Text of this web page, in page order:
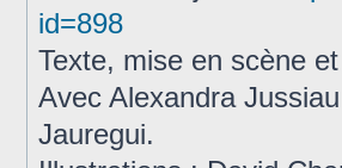
id=898
Texte, mise en scène
Avec Alexandra
Jauregui.